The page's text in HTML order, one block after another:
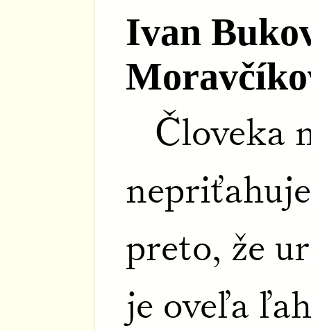
Ivan
Človeka
preto, že
je oveľa